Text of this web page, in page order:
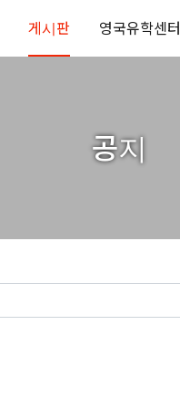
게시판 영국유학센터
공지